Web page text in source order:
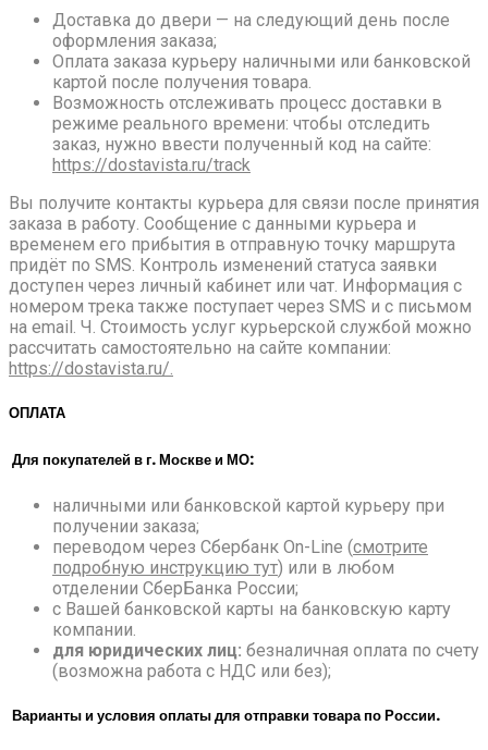
Доставка до двери — на следующий день после
оформления заказа;
Оплата заказа курьеру наличными или банковской
картой после получения товара.
Возможность отслеживать процесс доставки в
режиме реального времени: чтобы отследить
заказ, нужно ввести полученный код на сайте:
https://dostavista.ru/track
Вы получите контакты курьера для связи после принятия
заказа в работу. Сообщение с данными курьера и
временем его прибытия в отправную точку маршрута
придёт по SMS. Контроль изменений статуса заявки
доступен через личный кабинет или чат. Информация с
номером трека также поступает через SMS и с письмом
на email. Ч. Стоимость услуг курьерской службой можно
рассчитать самостоятельно на сайте компании:
https://dostavista.ru/.
ОПЛАТА
Для покупателей в г. Москве и МО:
наличными или банковской картой курьеру при
получении заказа;
переводом через Сбербанк On-Line (смотрите
подробную инструкцию тут) или в любом
отделении СберБанка России;
с Вашей банковской карты на банковскую карту
компании.
для юридических лиц: безналичная оплата по счету
(возможна работа с НДС или без);
Варианты и условия оплаты для отправки товара по России.